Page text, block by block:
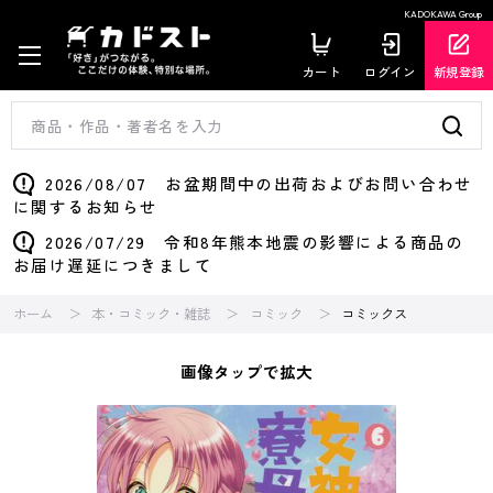
KADOKAWA Group
カート ログイン 新規登録
2026/08/07 お盆期間中の出荷およびお問い合わせ
に関するお知らせ
2026/07/29 令和8年熊本地震の影響による商品の
お届け遅延につきまして
ホーム 本・コミック・雑誌 コミック コミックス
画像タップで拡大